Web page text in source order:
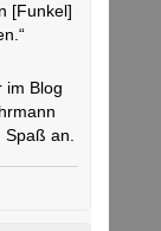
[Funkel]
im Blog
an.